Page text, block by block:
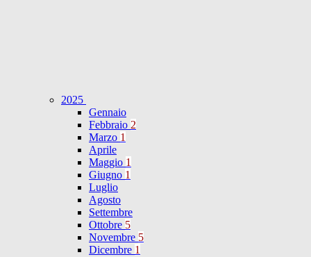
2025
Gennaio
Febbraio 2
Marzo 1
Aprile
Maggio 1
Giugno 1
Luglio
Agosto
Settembre
Ottobre 5
Novembre 5
Dicembre 1